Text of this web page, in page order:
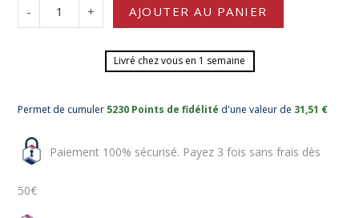
- + AJOUTER AU PANIER
Livré chez vous en 1 semaine
Permet de cumuler 5230 Points de fidélité d'une valeur de 31,51 €
Paiement 100% sécurisé. Payez 3 fois sans frais dès
50€